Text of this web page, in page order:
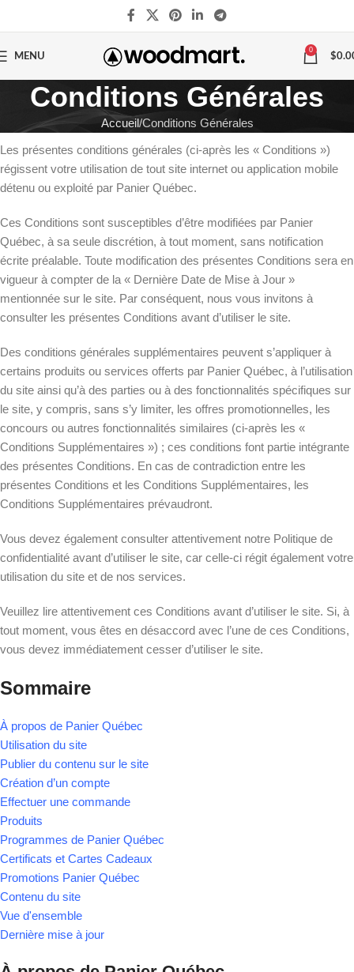
MENU
0
$
Conditions Générales
Accueil Conditions Générales
Les présentes conditions générales (ci-après les « Conditions »)
régissent votre utilisation de tout site internet ou application mobile
détenu ou exploité par Panier Québec.
Ces Conditions sont susceptibles d’être modifiées par Panier
Québec, à sa seule discrétion, à tout moment, sans notification
écrite préalable. Toute modification des présentes Conditions sera en
vigueur à compter de la « Dernière Date de Mise à Jour »
mentionnée sur le site. Par conséquent, nous vous invitons à
consulter les présentes Conditions avant d’utiliser le site.
Des conditions générales supplémentaires peuvent s’appliquer à
certains produits ou services offerts par Panier Québec, à l’utilisation
du site ainsi qu’à des parties ou à des fonctionnalités spécifiques sur
le site, y compris, sans s’y limiter, les offres promotionnelles, les
concours ou autres fonctionnalités similaires (ci-après les «
Conditions Supplémentaires ») ; ces conditions font partie intégrante
des présentes Conditions. En cas de contradiction entre les
présentes Conditions et les Conditions Supplémentaires, les
Conditions Supplémentaires prévaudront.
Vous devez également consulter attentivement notre Politique de
confidentialité avant d’utiliser le site, car celle-ci régit également votre
utilisation du site et de nos services.
Veuillez lire attentivement ces Conditions avant d’utiliser le site. Si, à
tout moment, vous êtes en désaccord avec l’une de ces Conditions,
vous devez immédiatement cesser d’utiliser le site.
Sommaire
À propos de Panier Québec
Utilisation du site
Publier du contenu sur le site
Création d’un compte
Effectuer une commande
Produits
Programmes de Panier Québec
Certificats et Cartes Cadeaux
Promotions Panier Québec
Contenu du site
Vue d'ensemble
Dernière mise à jour